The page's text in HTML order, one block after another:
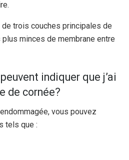
trois couches principales de
minces de membrane entre
indiquer que j’ai
de cornée?
vous pouvez
tels que :